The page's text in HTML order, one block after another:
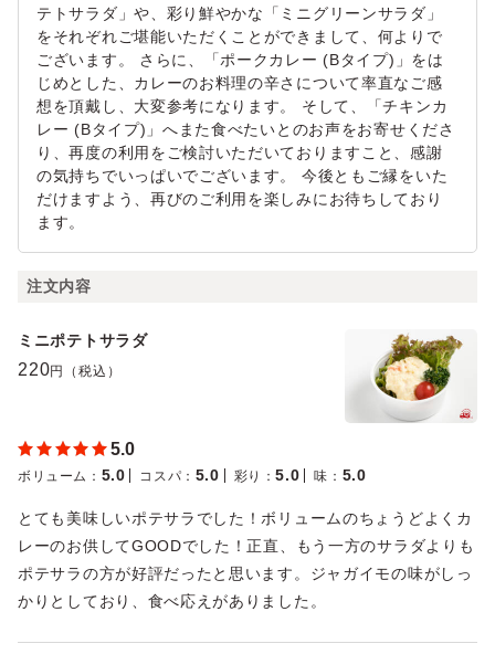
テトサラダ」や、彩り鮮やかな「ミニグリーンサラダ」
をそれぞれご堪能いただくことができまして、何よりで
ございます。 さらに、「ポークカレー (Bタイプ)」をは
じめとした、カレーのお料理の辛さについて率直なご感
想を頂戴し、大変参考になります。 そして、「チキンカ
レー (Bタイプ)」へまた食べたいとのお声をお寄せくださ
り、再度の利用をご検討いただいておりますこと、感謝
の気持ちでいっぱいでございます。 今後ともご縁をいた
だけますよう、再びのご利用を楽しみにお待ちしており
ます。
注文内容
ミニポテトサラダ
220円（税込）
5.0
ボリューム ： 5.0 コスパ ： 5.0 彩り ：5.0 味 ： 5.0
とても美味しいポテサラでした！ボリュームのちょうどよくカ
レーのお供してGOODでした！正直、もう一方のサラダよりも
ポテサラの方が好評だったと思います。ジャガイモの味がしっ
かりとしており、食べ応えがありました。